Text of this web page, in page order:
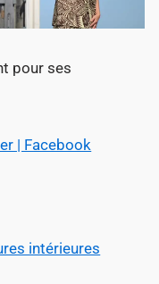
pour ses
| Facebook
intérieures